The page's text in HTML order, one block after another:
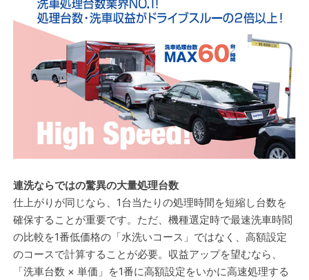
連洗ならではの驚異の大量処理台数
仕上がりが同じなら、1台当たりの処理時間を短縮し台数を
確保することが重要です。ただ、機種選定時で最速洗車時閻
の比較を1番低価格の「水洗いコース」ではなく、高額設定
のコースで計算することが必要。収益アップを望むなら、
「洗車台数 × 単価」を1番に高額設定をいかに高速処理する